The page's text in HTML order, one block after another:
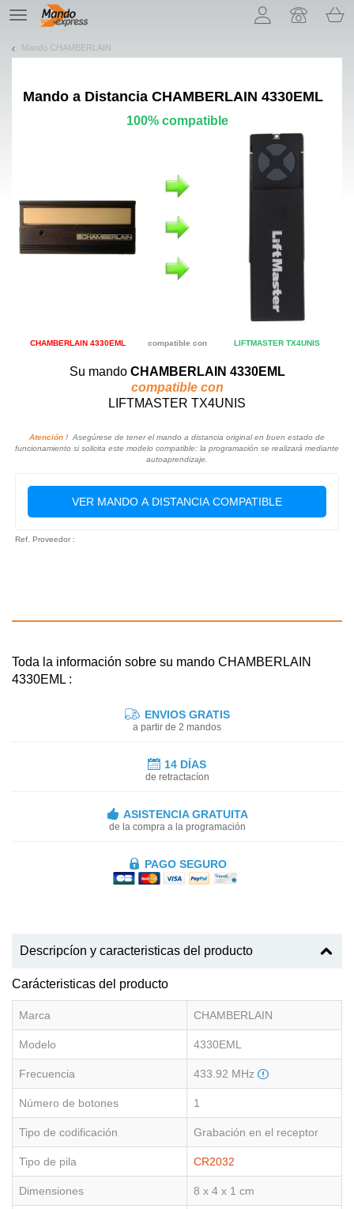
TE
navigation
Mando CHAMBERLAIN
Mando a Distancia CHAMBERLAIN 4330EML
100% compatible
CHAMBERLAIN 4330EML compatible con LIFTMASTER TX4UNIS
Su mando CHAMBERLAIN 4330EML
compatible con
LIFTMASTER TX4UNIS
Atención ! Asegúrese de tener el mando a distancia original en buen estado de
funcionamiento si solicita este modelo compatible: la programación se realizará mediante
autoaprendizaje.
VER MANDO A DISTANCIA COMPATIBLE
Ref. Proveedor :
Toda la información sobre su mando CHAMBERLAIN
4330EML :
ENVIOS GRATIS
a partir de 2 mandos
14 DÍAS
de retractacíon
ASISTENCIA GRATUITA
de la compra a la programación
PAGO SEGURO
Descripcíon y caracteristicas del producto
Carácteristicas del producto
Marca CHAMBERLAIN
Modelo 4330EML
Frecuencia 433.92 MHz
Número de botones 1
Tipo de codificación Grabación en el receptor
Tipo de pila CR2032
Dimensiones 8 x 4 x 1 cm
¡Permítenos presentarte nuestras cookies!